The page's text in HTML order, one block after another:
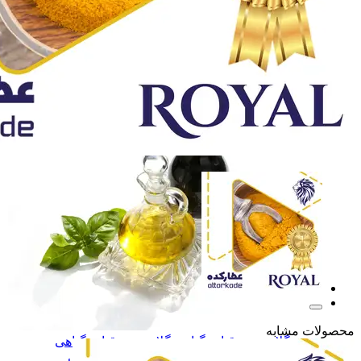
آب زرشک طبیعی
آب زرشک طبیعی
سرکه و سرکه انگبین
سرکه و سرکه انگبین
نوشیدنی تخمیری ویتامینه
نوشیدنی تخمیری
همه دسته بندی های گلاب و عرقیات گیاهی
گلاب و عرقیات گیاهی
گلاب و عرقیات گیاهی
روغن های درمانی روغن های درمانی
محصولات مشابه